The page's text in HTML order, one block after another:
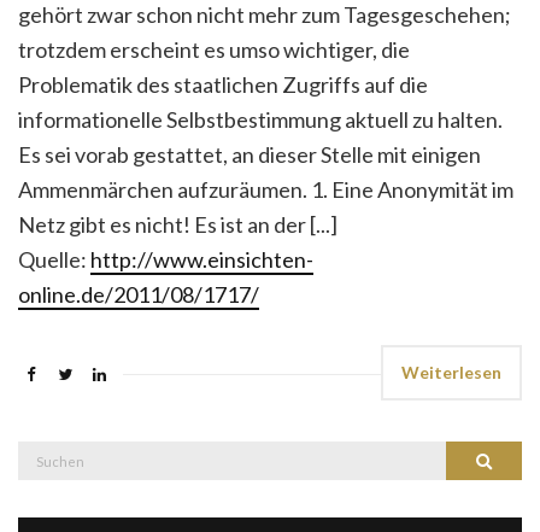
gehört zwar schon nicht mehr zum Tagesgeschehen;
trotzdem erscheint es umso wichtiger, die
Problematik des staatlichen Zugriffs auf die
informationelle Selbstbestimmung aktuell zu halten.
Es sei vorab gestattet, an dieser Stelle mit einigen
Ammenmärchen aufzuräumen. 1. Eine Anonymität im
Netz gibt es nicht! Es ist an der [...]
Quelle: http://www.einsichten-
online.de/2011/08/1717/
Weiterlesen
Suchen